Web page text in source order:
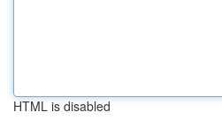
HTML is disabled